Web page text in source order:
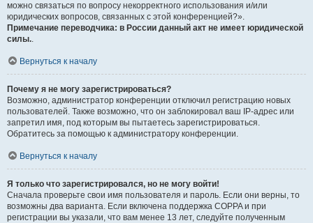
можно связаться по вопросу некорректного использования и/или
юридических вопросов, связанных с этой конференцией?».
Примечание переводчика: в России данный акт не имеет юридической
силы..
Вернуться к началу
Почему я не могу зарегистрироваться?
Возможно, администратор конференции отключил регистрацию новых
пользователей. Также возможно, что он заблокировал ваш IP-адрес или
запретил имя, под которым вы пытаетесь зарегистрироваться.
Обратитесь за помощью к администратору конференции.
Вернуться к началу
Я только что зарегистрировался, но не могу войти!
Сначала проверьте свои имя пользователя и пароль. Если они верны, то
возможны два варианта. Если включена поддержка COPPA и при
регистрации вы указали, что вам менее 13 лет, следуйте полученным